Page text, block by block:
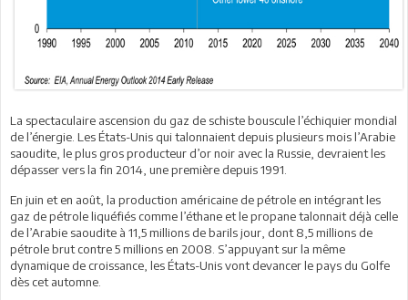
La spectaculaire ascension du gaz de schiste bouscule l’échiquier mondial
de l’énergie. Les États-Unis qui talonnaient depuis plusieurs mois l’Arabie
saoudite, le plus gros producteur d’or noir avec la Russie, devraient les
dépasser vers la fin 2014, une première depuis 1991.
En juin et en août, la production américaine de pétrole en intégrant les
gaz de pétrole liquéfiés comme l’éthane et le propane talonnait déjà celle
de l’Arabie saoudite à 11,5 millions de barils jour, dont 8,5 millions de
pétrole brut contre 5 millions en 2008. S’appuyant sur la même
dynamique de croissance, les États-Unis vont devancer le pays du Golfe
dès cet automne.